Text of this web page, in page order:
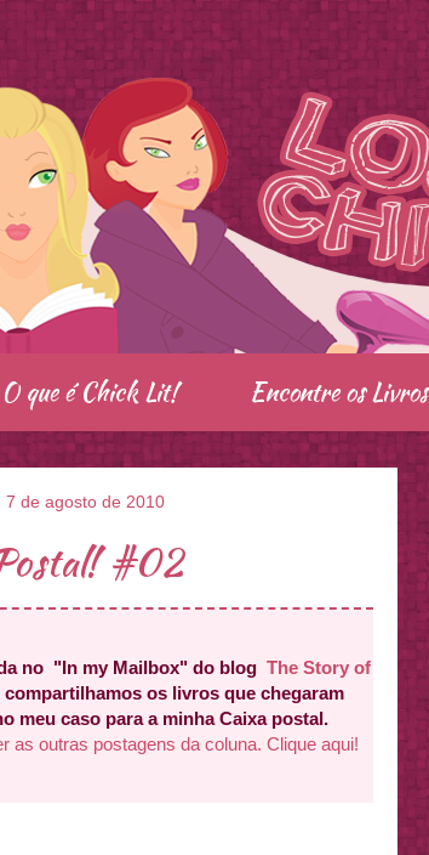
O que é Chick Lit! Encontre os Livros
7 de agosto de 2010
#02
no "In my Mailbox" do blog The Story of
compartilhamos os livros que chegaram
meu caso para a minha Caixa postal.
as outras postagens da coluna. Clique aqui!